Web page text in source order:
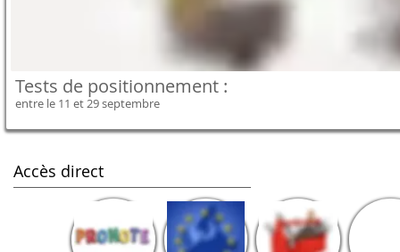
Tests de positionnement :
entre le 11 et 29 septembre
Accès direct